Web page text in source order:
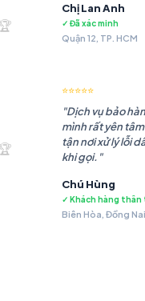
₫.
₫.
Chị Lan Anh
✓ Đã xác minh
Quận 12, TP. HCM
⭐⭐⭐⭐⭐
"Dịch vụ bảo
mình rất yên
tận nơi xử lý lỗi
khi gọi."
Chú Hùng
✓ Khách hàng
Biên Hòa, Đồng Nai